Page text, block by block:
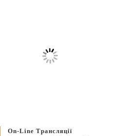
On-Line Трансляції